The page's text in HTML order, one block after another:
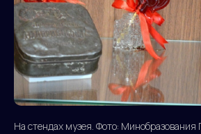
На стендах музея. Фото: Минобразования